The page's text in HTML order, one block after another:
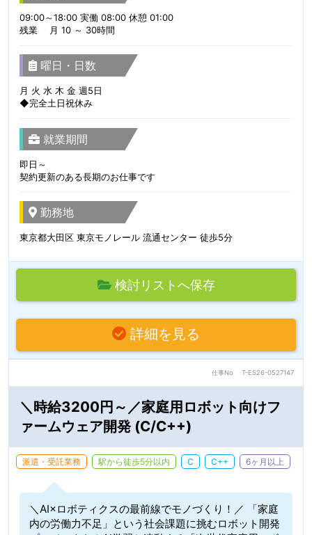
09:00～18:00 実働 08:00 休憩 01:00
残業 月 10 ～ 30時間
曜日・日数
月 火 水 木 金 週5日
◆完全土日祝休み
就業期間
即日～
契約更新のある長期のお仕事です
勤務地
東京都大田区 東京モノレール 流通センター 徒歩5分
検討リストへ保存
詳細を見る
仕事No T-ES26-0527147
＼時給3200円～／家庭用ロボット向けフ
ァームウェア開発 (C/C++)
派遣・受託業務 駅から徒歩5分以内 C C++ 6ヶ月以上
＼AI×ロボティクスの最前線でモノづくり！／ 「家庭
内の労働力不足」という社会課題に挑むロボット開発